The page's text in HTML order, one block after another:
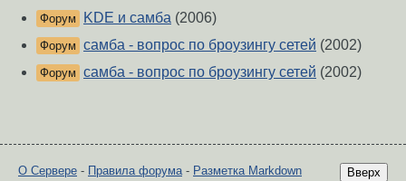
Форум KDE и самба (2006)
Форум самба - вопрос по броузингу сетей (2002)
Форум самба - вопрос по броузингу сетей (2002)
Вверх
О Сервере - Правила форума- Разметка Markdown